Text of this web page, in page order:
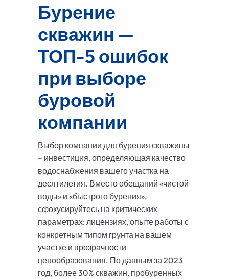
Бурение
скважин —
ТОП-5 ошибок
при выборе
буровой
компании
Выбор компании для бурения скважины
– инвестиция, определяющая качество
водоснабжения вашего участка на
десятилетия. Вместо обещаний «чистой
воды» и «быстрого бурения»,
сфокусируйтесь на критических
параметрах: лицензиях, опыте работы с
конкретным типом грунта на вашем
участке и прозрачности
ценообразования. По данным за 2023
год, более 30% скважин, пробуренных